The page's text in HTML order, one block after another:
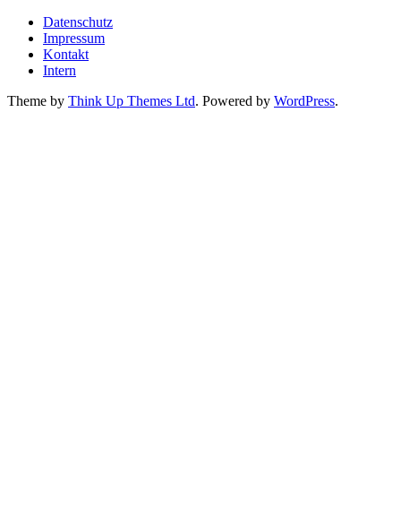
Datenschutz
Impressum
Kontakt
Intern
Theme by Think Up Themes Ltd. Powered by WordPress.